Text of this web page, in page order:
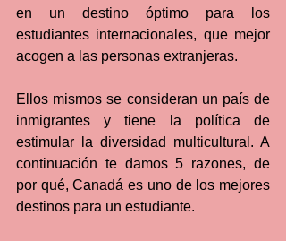
en un destino óptimo para los
estudiantes internacionales, que mejor
acogen a las personas extranjeras.
Ellos mismos se consideran un país de
inmigrantes y tiene la política de
estimular la diversidad multicultural. A
continuación te damos 5 razones, de
por qué, Canadá es uno de los mejores
destinos para un estudiante.